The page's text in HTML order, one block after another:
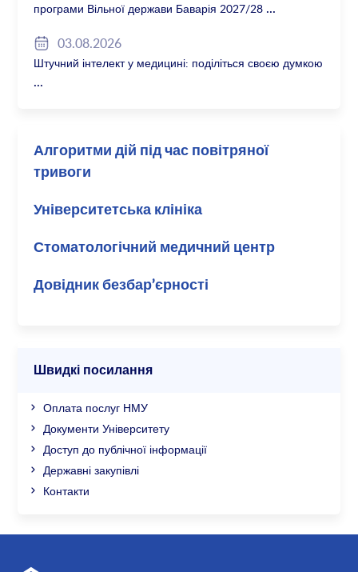
програми Вільної держави Баварія 2027/28
03.08.2026
Штучний інтелект у медицині: поділіться своєю думкою
Алгоритми дій під час повітряної
тривоги
Університетська клініка
Стоматологічний медичний центр
Довідник безбар’єрності
Швидкі посилання
Оплата послуг НМУ
Документи Університету
Доступ до публічної інформації
Державні закупівлі
Контакти